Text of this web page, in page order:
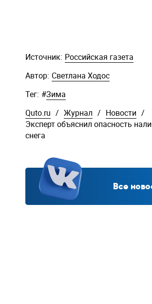
Источник: Российская газета
Автор: Светлана Ходос
Тег: #Зима
Quto.ru / Журнал / Новости /
Эксперт объяснил опасность
снега
Все